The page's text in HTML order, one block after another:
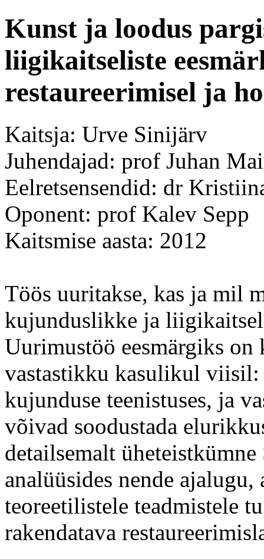
Kunst ja loodus
liigikaitseliste
restaureerimisel ja
Kaitsja: Urve Sinijärv
Juhendajad: prof Juhan
Eelretsensendid: dr
Oponent: prof Kalev Sepp
Kaitsmise aasta: 2012
Töös uuritakse, kas ja mil
kujunduslikke ja
Uurimustöö eesmärgiks on
vastastikku kasulikul
kujunduse teenistuses, ja
võivad soodustada
detailsemalt
analüüsides nende
teoreetilistele teadmistele
rakendatava